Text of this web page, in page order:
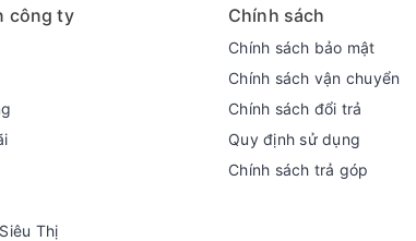
tiết kiệm điện
LG được trang bị động cơ truyền động trực tiếp kết
công ty
Thị
Chính sách
Chính sách bảo mật
Chính sách vận chuyển
Chính sách đổi trả
Quy định sử dụng
Chính sách trả góp